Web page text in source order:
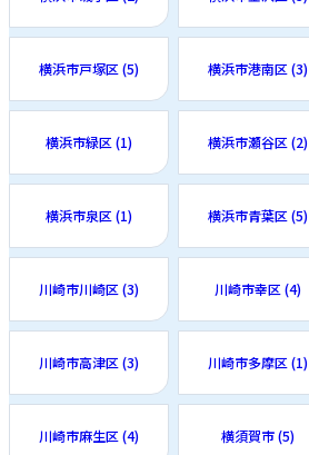
横浜市戸塚区 (5) 横浜市港南区 (3)
横浜市緑区 (1) 横浜市瀬谷区 (2)
横浜市泉区 (1) 横浜市青葉区 (5)
川崎市川崎区 (3) 川崎市幸区 (4)
川崎市高津区 (3) 川崎市多摩区 (1)
川崎市麻生区 (4) 横須賀市 (5)